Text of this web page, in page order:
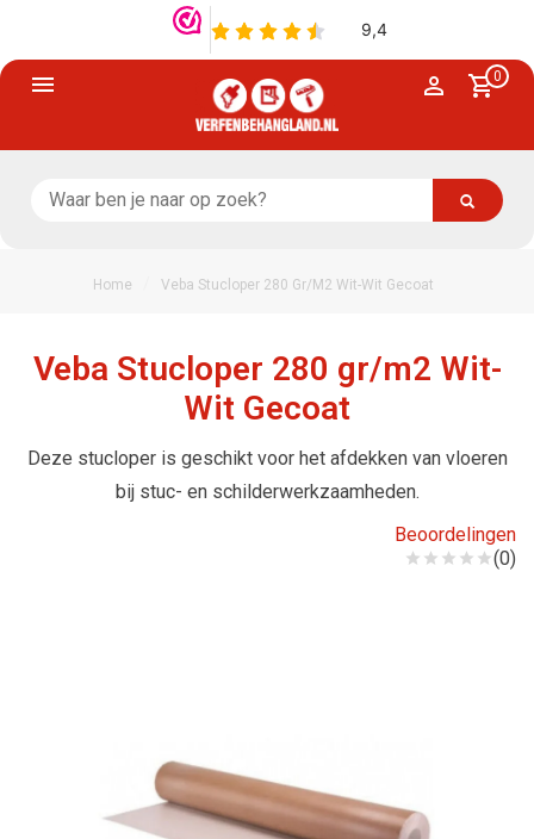
0
Home Veba Stucloper 280 Gr/m2 Wit-Wit Gecoat
Veba Stucloper 280 gr/m2 Wit-
Wit Gecoat
Deze stucloper is geschikt voor het afdekken van vloeren
bij stuc- en schilderwerkzaamheden.
Beoordelingen
(0)